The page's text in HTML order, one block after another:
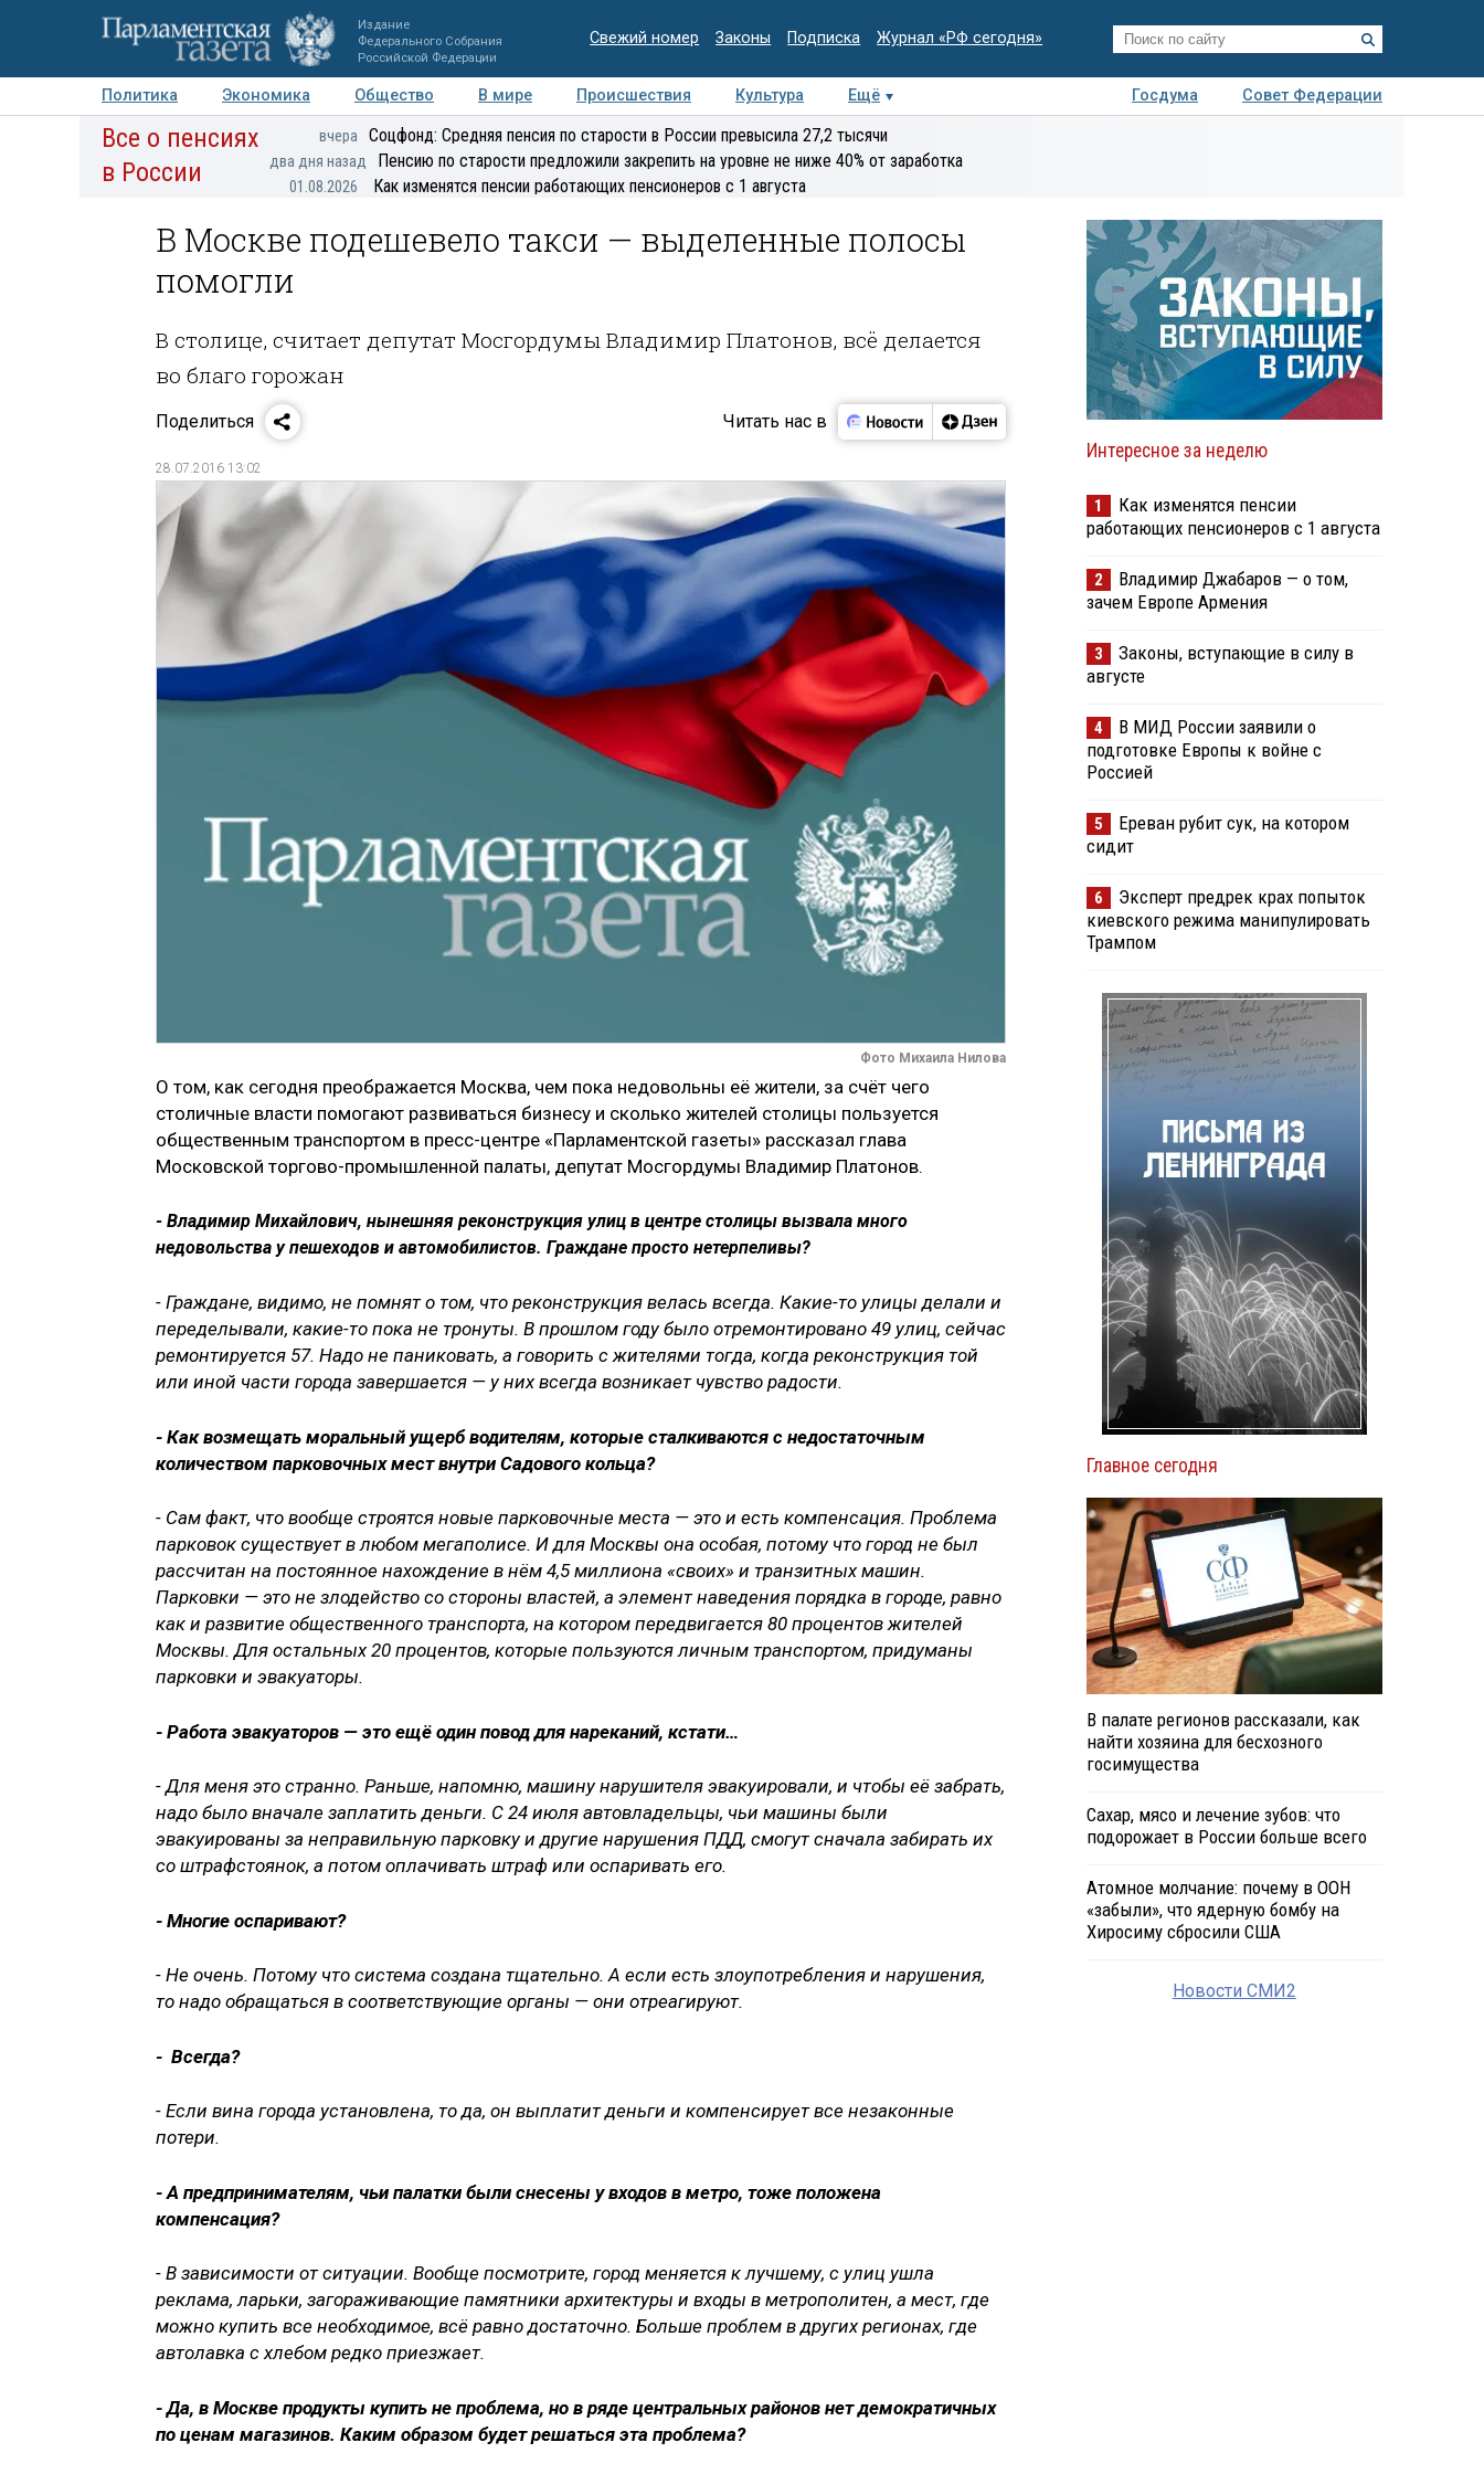
Издание
Федерального Собрания
Российской Федерации
Свежий номер Законы Подписка Журнал «РФ сегодня»
Политика Экономика Общество В мире Происшествия Культура Ещё Госдума
Совет Федерации
Авторы Персоны Мнения Регионы Медиацентр Интервью Колумнисты
экспертиза
Все о пенсиях
в России
вчера Соцфонд: Средняя пенсия по старости в России превысила 27,2 тысячи
два дня назад Пенсию по старости предложили закрепить на уровне не ниже 40% от заработка
01.08.2026 Как изменятся пенсии работающих пенсионеров с 1 августа
В Москве подешевело такси — выделенные полосы
помогли
В столице, считает депутат Мосгордумы Владимир Платонов, всё делается
во благо горожан
Поделиться Читать нас в
28.07.2016 13:02
Фото Михаила Нилова
О том, как сегодня преображается Москва, чем пока недовольны её жители, за счёт чего
столичные власти помогают развиваться бизнесу и сколько жителей столицы пользуется
общественным транспортом в пресс-центре «Парламентской газеты» рассказал глава
Московской торгово-промышленной палаты, депутат Мосгордумы Владимир Платонов.
- Владимир Михайлович, нынешняя реконструкция улиц в центре столицы вызвала много
недовольства у пешеходов и автомобилистов. Граждане просто нетерпеливы?
- Граждане, видимо, не помнят о том, что реконструкция велась всегда. Какие-то улицы делали и
переделывали, какие-то пока не тронуты. В прошлом году было отремонтировано 49 улиц, сейчас
ремонтируется 57. Надо не паниковать, а говорить с жителями тогда, когда реконструкция той
или иной части города завершается — у них всегда возникает чувство радости.
- Как возмещать моральный ущерб водителям, которые сталкиваются с недостаточным
количеством парковочных мест внутри Садового кольца?
- Сам факт, что вообще строятся новые парковочные места — это и есть компенсация. Проблема
парковок существует в любом мегаполисе. И для Москвы она особая, потому что город не был
рассчитан на постоянное нахождение в нём 4,5 миллиона «своих» и транзитных машин.
Парковки — это не злодейство со стороны властей, а элемент наведения порядка в городе, равно
как и развитие общественного транспорта, на котором передвигается 80 процентов жителей
Москвы. Для остальных 20 процентов, которые пользуются личным транспортом, придуманы
парковки и эвакуаторы.
- Работа эвакуаторов — это ещё один повод для нареканий, кстати…
- Для меня это странно. Раньше, напомню, машину нарушителя эвакуировали, и чтобы её забрать,
надо было вначале заплатить деньги. С 24 июля автовладельцы, чьи машины были
эвакуированы за неправильную парковку и другие нарушения ПДД, смогут сначала забирать их
со штрафстоянок, а потом оплачивать штраф или оспаривать его.
- Многие оспаривают?
- Не очень. Потому что система создана тщательно. А если есть злоупотребления и нарушения,
то надо обращаться в соответствующие органы — они отреагируют.
- Всегда?
- Если вина города установлена, то да, он выплатит деньги и компенсирует все незаконные
потери.
- А предпринимателям, чьи палатки были снесены у входов в метро, тоже положена
компенсация?
- В зависимости от ситуации. Вообще посмотрите, город меняется к лучшему, с улиц ушла
реклама, ларьки, загораживающие памятники архитектуры и входы в метрополитен, а мест, где
можно купить все необходимое, всё равно достаточно. Больше проблем в других регионах, где
автолавка с хлебом редко приезжает.
- Да, в Москве продукты купить не проблема, но в ряде центральных районов нет демократичных
по ценам магазинов. Каким образом будет решаться эта проблема?
Интересное за неделю
1
Как изменятся пенсии
работающих пенсионеров с 1 августа
2
Владимир Джабаров — о том,
зачем Европе Армения
3
Законы, вступающие в силу в
августе
4
В МИД России заявили о
подготовке Европы к войне с
Россией
5
Ереван рубит сук, на котором
сидит
6
Эксперт предрек крах попыток
киевского режима манипулировать
Трампом
Главное сегодня
В палате регионов рассказали, как
найти хозяина для бесхозного
госимущества
Сахар, мясо и лечение зубов: что
подорожает в России больше всего
Атомное молчание: почему в ООН
«забыли», что ядерную бомбу на
Хиросиму сбросили США
Новости СМИ2